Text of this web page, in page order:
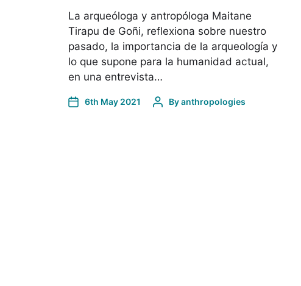
La arqueóloga y antropóloga Maitane
Tirapu de Goñi, reflexiona sobre nuestro
pasado, la importancia de la arqueología y
lo que supone para la humanidad actual,
en una entrevista…
6th May 2021 Byanthropologies